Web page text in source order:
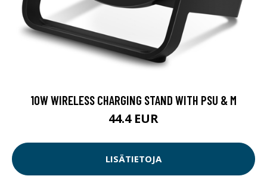
10W WIRELESS CHARGING STAND WITH PSU & M
44.4 EUR
LISÄTIETOJA